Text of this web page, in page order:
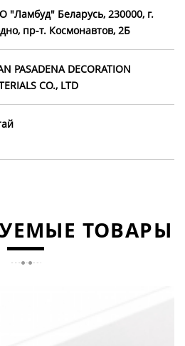
"Ламбуд" Беларусь, 230000, г.
пр-т. Космонавтов, 2Б
PASADENA DECORATION
CO., LTD
ТОВАРЫ